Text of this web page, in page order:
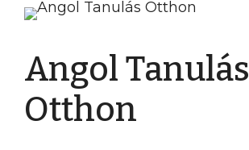
Angol Tanulás
Otthon